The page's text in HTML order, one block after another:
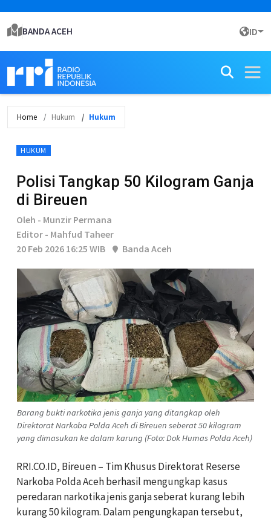
BANDA ACEH ID
Home Hukum Hukum
HUKUM
Polisi Tangkap 50 Kilogram Ganja
di Bireuen
Oleh - Munzir Permana
Editor - Mahfud Taheer
20 Feb 2026 16:25 WIB
Banda Aceh
Barang bukti narkotika jenis ganja yang ditangkap oleh
Direktorat Narkoba Polda Aceh di Bireuen seberat 50 kilogram
yang dimasukan ke dalam karung (Foto: Dok Humas Polda Aceh)
RRI.CO.ID, Bireuen – Tim Khusus Direktorat Reserse
Narkoba Polda Aceh berhasil mengungkap kasus
peredaran narkotika jenis ganja seberat kurang lebih
kurang 50 kilogram. Dalam pengungkapan tersebut,